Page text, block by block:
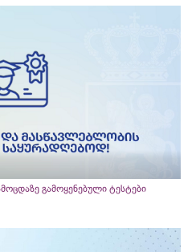
გამოყენებული ტესტები